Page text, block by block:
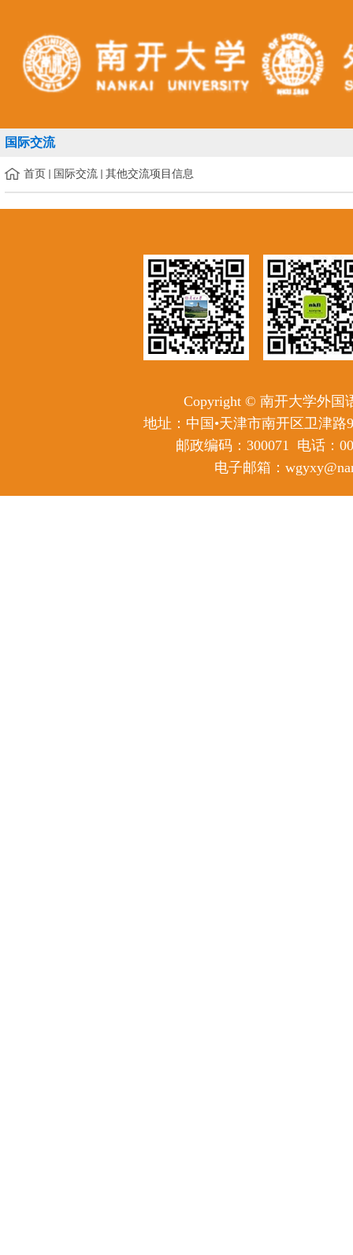
国际交流
首页 国际交流 其他交流项目信息
Copyright © 南开大学外国
地址：中国•天津市南开区卫津路
邮政编码：300071
电话：
电子邮箱：